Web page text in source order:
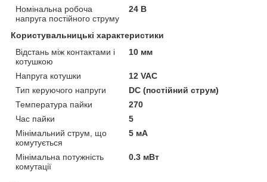
Номінальна робоча
напруга постійного струму
24 В
Користувальницькі характеристики
Відстань між контактами і
котушкою
10 мм
Напруга котушки
12 VAC
Тип керуючого напруги
DC (постійний струм)
Температура пайки
270
Час пайки
5
Мінімальний струм, що
комутується
5 мА
Мінімальна потужність
комутації
0.3 мВт